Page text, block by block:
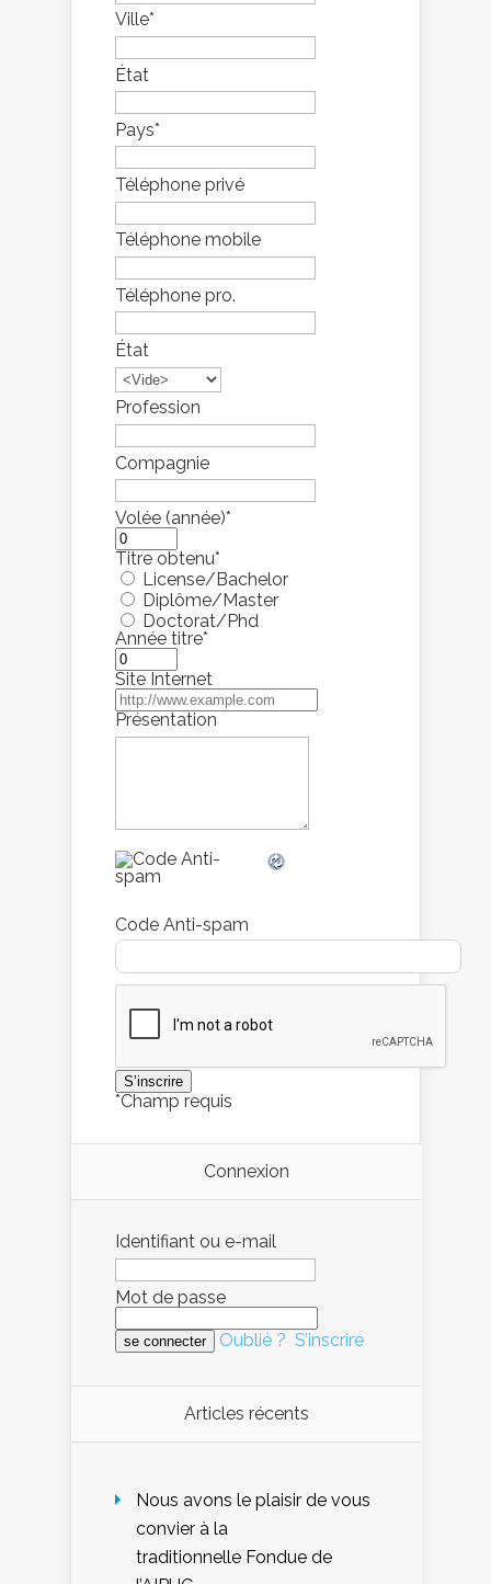
Ville*
État
Pays*
Téléphone privé
Téléphone mobile
Téléphone pro.
État
Profession
Compagnie
Volée (année)*
Titre obtenu*
License/Bachelor
Diplôme/Master
Doctorat/Phd
Année titre*
Site Internet
Présentation
Code Anti-spam
*Champ requis
Connexion
Identifiant ou e-mail
Mot de passe
Oublié ? S’inscrire
Articles récents
Nous avons le plaisir de vous
convier à la
traditionnelle Fondue de